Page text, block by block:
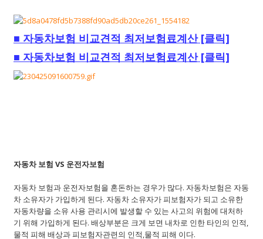
■ 자동차보험 비교견적 최저보험료계산 [클릭]
■ 자동차보험 비교견적 최저보험료계산 [클릭]
자동차 보험 VS 운전자보험
자동차 보험과 운전자보험을 혼돈하는 경우가 많다. 자동차보험은 자동
차 소유자가 가입하게 된다. 자동차 소유자가 피보험자가 되고 소유한
자동차량을 소유 사용 관리시에 발생할 수 있는 사고의 위험에 대처하
기 위해 가입하게 된다. 배상부분은 크게 보면 내차로 인한 타인의 인적,
물적 피해 배상과 피보험자관련의 인적,물적 피해 이다.